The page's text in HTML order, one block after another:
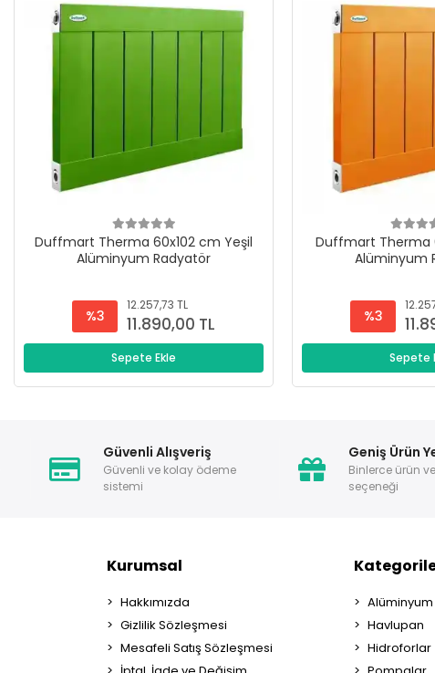
Duffmart Therma 60x102 cm Yeşil
Alüminyum Radyatör
%3
12.257,73 TL
11.890,00 TL
Sepete Ekle
Duffmart Therma
Alüminyum
%3
Sepete
Güvenli Alışveriş
Güvenli ve kolay ödeme
sistemi
Geniş Ürün
Binlerce ürün
seçeneği
Kurumsal
Hakkımızda
Gizlilik Sözleşmesi
Mesafeli Satış Sözleşmesi
Havlupan
Hidroforlar